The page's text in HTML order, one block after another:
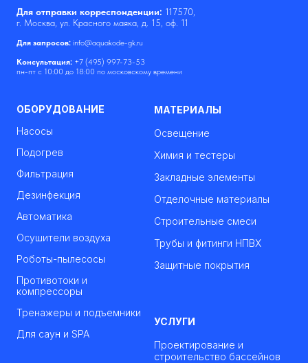
Для отправки корреспонденции: 117570,
г. Москва, ул. Красного маяка, д. 15, оф. 11
Для запросов: info@aquakode-gk.ru
Консультация: +7 (495) 997-73-53
пн-пт с 10:00 до 18:00 по московскому времени
ОБОРУДОВАНИЕ
Насосы
Подогрев
Фильтрация
Дезинфекция
Автоматика
Осушители воздуха
Роботы-пылесосы
Противотоки и
компрессоры
Тренажеры и подъемники
Для саун и SPA
МАТЕРИАЛЫ
Освещение
Химия и тестеры
Закладные элементы
Отделочные материалы
Строительные смеси
Трубы и фитинги НПВХ
Защитные покрытия
УСЛУГИ
Проектирование и
строительство бассейнов